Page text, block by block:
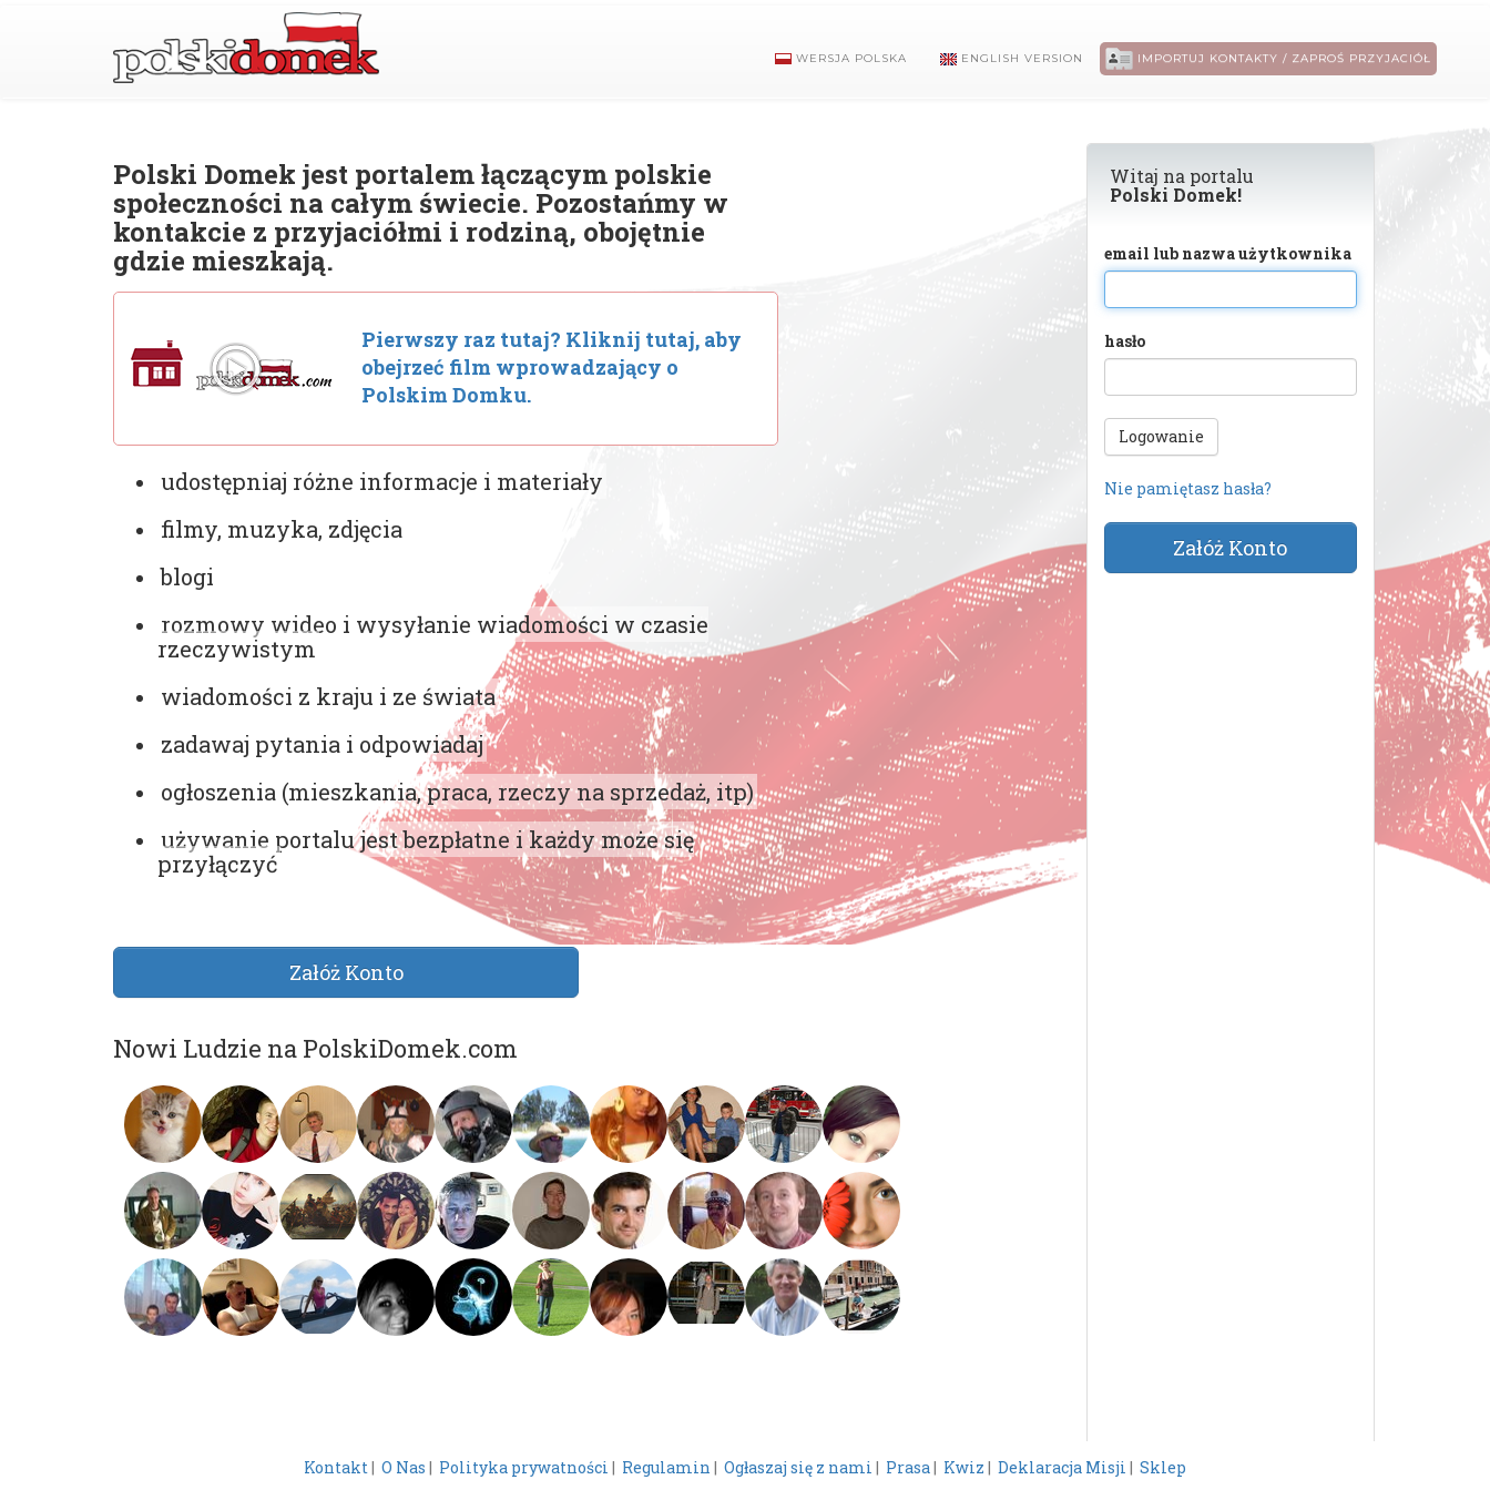
WERSJA POLSKA ENGLISH VERSION IMPORTUJ KONTAKTY / ZAPROŚ PRZYJACIÓŁ
Polski Domek jest portalem łączącym polskie
społeczności na całym świecie. Pozostańmy w
kontakcie z przyjaciółmi i rodziną, obojętnie
gdzie mieszkają.
Pierwszy raz tutaj? Kliknij tutaj, aby
obejrzeć film wprowadzający o
Polskim Domku.
udostępniaj różne informacje i materiały
filmy, muzyka, zdjęcia
blogi
rozmowy wideo i wysyłanie wiadomości w czasie
rzeczywistym
wiadomości z kraju i ze świata
zadawaj pytania i odpowiadaj
ogłoszenia (mieszkania, praca, rzeczy na sprzedaż, itp)
używanie portalu jest bezpłatne i każdy może się
przyłączyć
Załóż Konto
Nowi Ludzie na PolskiDomek.com
Witaj na portalu
Polski Domek!
email lub nazwa użytkownika
hasło
Logowanie
Nie pamiętasz hasła?
Załóż Konto
Kontakt| O Nas | Polityka prywatności | Regulamin | Ogłaszaj się z nami | Prasa| Kwiz | Deklaracja Misji | Sklep